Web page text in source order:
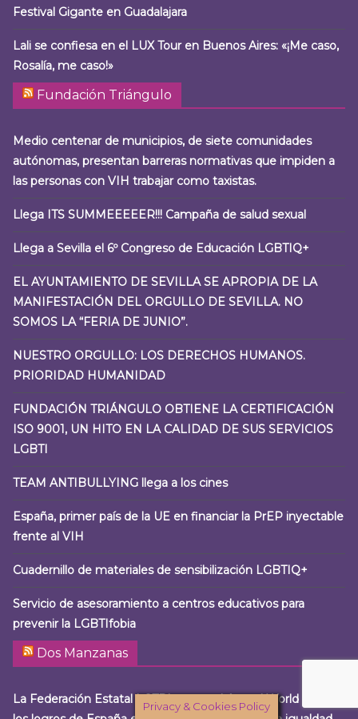
Festival Gigante en Guadalajara
Lali se confiesa en el LUX Tour en Buenos Aires: «¡Me caso,
Rosalía, me caso!»
Fundación Triángulo
Medio centenar de municipios, de siete comunidades
autónomas, presentan barreras normativas que impiden a
las personas con VIH trabajar como taxistas.
Llega ITS SUMMEEEEER!!! Campaña de salud sexual
Llega a Sevilla el 6º Congreso de Educación LGBTIQ+
EL AYUNTAMIENTO DE SEVILLA SE APROPIA DE LA
MANIFESTACIÓN DEL ORGULLO DE SEVILLA. NO
SOMOS LA “FERIA DE JUNIO”.
NUESTRO ORGULLO: LOS DERECHOS HUMANOS.
PRIORIDAD HUMANIDAD
FUNDACIÓN TRIÁNGULO OBTIENE LA CERTIFICACIÓN
ISO 9001, UN HITO EN LA CALIDAD DE SUS SERVICIOS
LGBTI
TEAM ANTIBULLYING llega a los cines
España, primer país de la UE en financiar la PrEP inyectable
frente al VIH
Cuadernillo de materiales de sensibilización LGBTIQ+
Servicio de asesoramiento a centros educativos para
prevenir la LGBTIfobia
Dos Manzanas
La Federación Estatal LGTBI+ expondrá en el World Pride
Privacy & Cookies Policy